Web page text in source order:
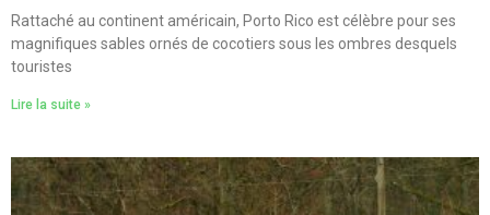
Rattaché au continent américain, Porto Rico est célèbre pour ses
magnifiques sables ornés de cocotiers sous les ombres desquels
touristes
Lire la suite »